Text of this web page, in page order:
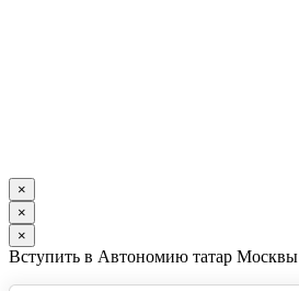
×
×
×
Вступить в Автономию татар Москвы